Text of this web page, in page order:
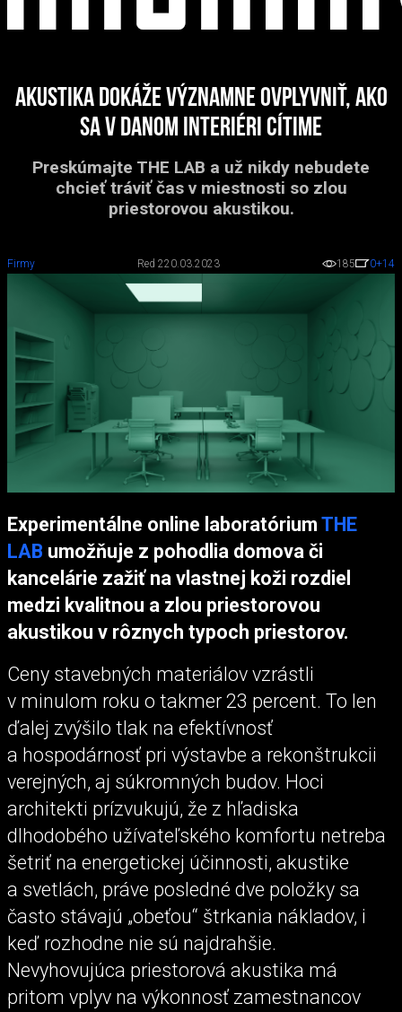
Akustika dokáže významne ovplyvniť, ako
sa v danom interiéri cítime
Preskúmajte THE LAB a už nikdy nebudete
chcieť tráviť čas v miestnosti so zlou
priestorovou akustikou.
Firmy Red 220.03.2023 185 0+14
Experimentálne online laboratórium THE
LAB umožňuje z pohodlia domova či
kancelárie zažiť na vlastnej koži rozdiel
medzi kvalitnou a zlou priestorovou
akustikou v rôznych typoch priestorov.
Ceny stavebných materiálov vzrástli
v minulom roku o takmer 23 percent. To len
ďalej zvýšilo tlak na efektívnosť
a hospodárnosť pri výstavbe a rekonštrukcii
verejných, aj súkromných budov. Hoci
architekti prízvukujú, že z hľadiska
dlhodobého užívateľského komfortu netreba
šetriť na energetickej účinnosti, akustike
a svetlách, práve posledné dve položky sa
často stávajú „obeťou“ štrkania nákladov, i
keď rozhodne nie sú najdrahšie.
Nevyhovujúca priestorová akustika má
pritom vplyv na výkonnosť zamestnancov